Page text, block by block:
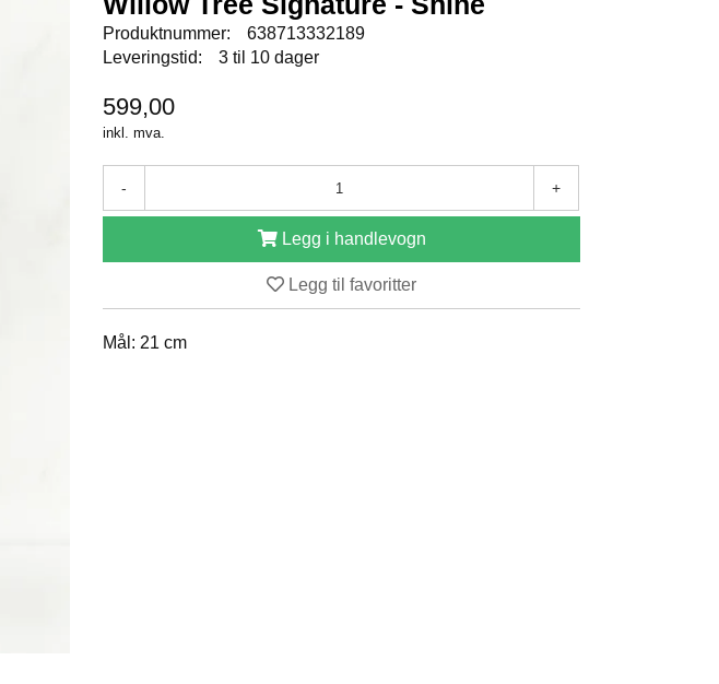
Produktnummer:
638713332189
Leveringstid:
3 til 10 dager
599,00
inkl. mva.
- +
Legg i handlevogn
Legg til favoritter
Mål: 21 cm